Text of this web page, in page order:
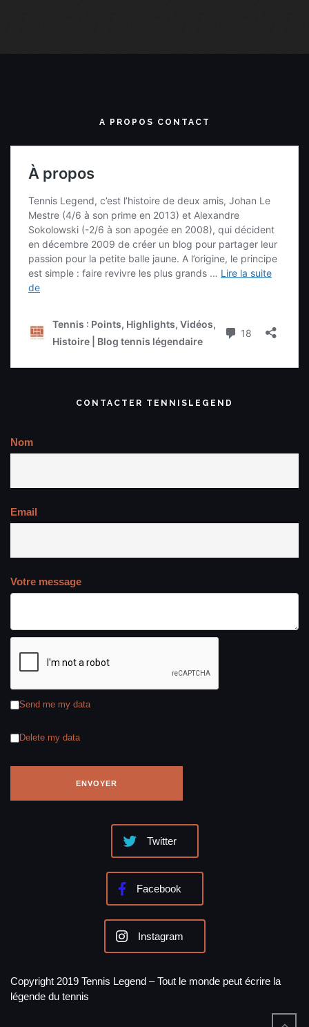
A PROPOS CONTACT
CONTACTER TENNISLEGEND
Nom
Email
Votre message
Send me my data
Delete my data
Twitter
Facebook
Instagram
Copyright 2019 Tennis Legend – Tout le monde peut écrire la
légende du tennis